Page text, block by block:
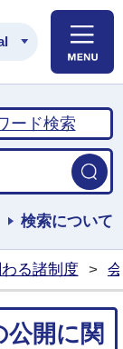
公式ホームペ
ード検索
検索について
る諸制度 >
公開に関